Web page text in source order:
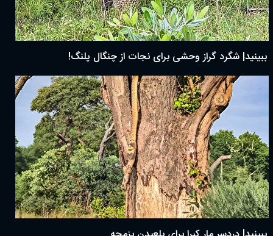
ببینید| شگرد گراز وحشی برای نجات از چنگال پلنگ!